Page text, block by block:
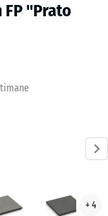
FP "Prato
grigio
+ 4